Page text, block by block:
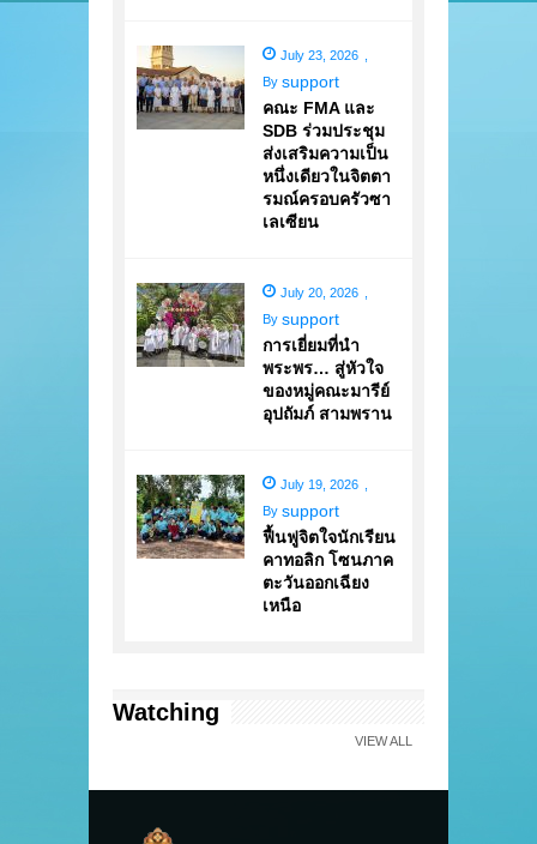
July 23, 2026
By support
คณะ FMA และ
SDB ร่วมประชุม
ส่งเสริมความเป็น
หนึ่งเดียวในจิตตา
รมณ์ครอบครัวซา
เลเซียน
July 20, 2026
By support
การเยี่ยมที่นำ
พระพร… สู่หัวใจ
ของหมู่คณะมารีย์
อุปถัมภ์ สามพราน
July 19, 2026
By support
ฟื้นฟูจิตใจนักเรียน
คาทอลิก โซนภาค
ตะวันออกเฉียง
เหนือ
Watching
VIEW ALL